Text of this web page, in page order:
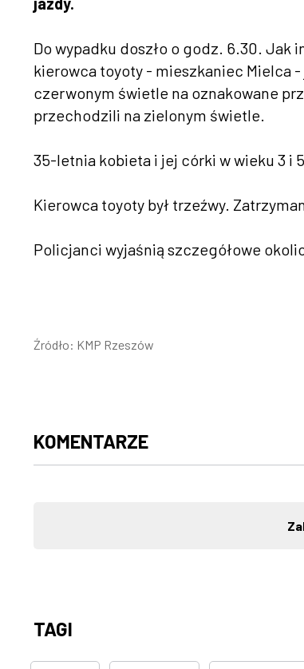
Do wypadku doszło o godz. 6.30. Jak
kierowca toyoty - mieszkaniec Mielca
czerwonym świetle na oznakowane
przechodzili na zielonym świetle.
35-letnia kobieta i jej córki w wieku 3 i
Kierowca toyoty był trzeźwy.
Policjanci wyjaśnią szczegółowe
Źródło: KMP Rzeszów
KOMENTARZE
TAGI